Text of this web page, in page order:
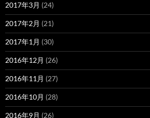
2017年3月 (24)
2017年2月 (21)
2017年1月 (30)
2016年12月 (26)
2016年11月 (27)
2016年10月 (28)
2016年9月 (26)